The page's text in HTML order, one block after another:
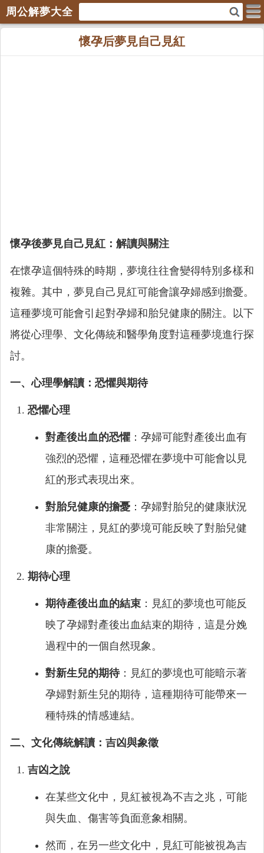
周公解夢大全
懷孕后夢見自己見紅
懷孕後夢見自己見紅：解讀與關注
在懷孕這個特殊的時期，夢境往往會變得特別多樣和
複雜。其中，夢見自己見紅可能會讓孕婦感到擔憂。
這種夢境可能會引起對孕婦和胎兒健康的關注。以下
將從心理學、文化傳統和醫學角度對這種夢境進行探
討。
一、心理學解讀：恐懼與期待
恐懼心理
對產後出血的恐懼 ：孕婦可能對產後出血有
強烈的恐懼，這種恐懼在夢境中可能會以見
紅的形式表現出來。
對胎兒健康的擔憂 ：孕婦對胎兒的健康狀況
非常關注，見紅的夢境可能反映了對胎兒健
康的擔憂。
期待心理
期待產後出血的結束 ：見紅的夢境也可能反
映了孕婦對產後出血結束的期待，這是分娩
過程中的一個自然現象。
對新生兒的期待：見紅的夢境也可能暗示著
孕婦對新生兒的期待，這種期待可能帶來一
種特殊的情感連結。
二、文化傳統解讀：吉凶與象徵
吉凶之說
在某些文化中，見紅被視為不吉之兆，可能
與失血、傷害等負面意象相關。
然而，在另一些文化中，見紅可能被視為吉